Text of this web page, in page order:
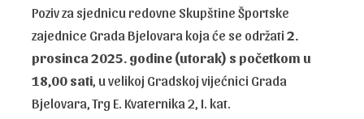
Poziv za sjednicu redovne Skupštine Športske
zajednice Grada Bjelovara koja će se održati2.
prosinca 2025. godine (utorak) s početkom u
18,00 sati , u velikoj Gradskoj vijećnici Grada
Bjelovara, Trg E. Kvaternika 2, I. kat.